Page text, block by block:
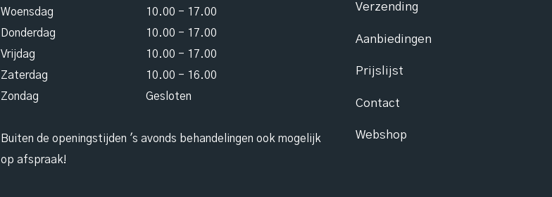
Woensdag
10.00 - 17.00
Donderdag
10.00 - 17.00
Vrijdag
10.00 - 17.00
Zaterdag
10.00 - 16.00
Zondag
Gesloten
Buiten de openingstijden 's avonds behandelingen ook mogelijk
op afspraak!
Verzending
Aanbiedingen
Prijslijst
Contact
Webshop